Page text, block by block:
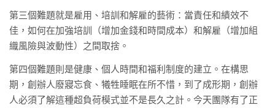
第三個難題就是雇用、培訓和解雇的藝術：當責任和績效不
佳，如何在加強培訓（增加金錢和時間成本）和解雇（增加組
織風險與波動性）之間取捨。
第四個難題則是健康、個人時間和福利制度的建立。在構思
期，創辦人廢寢忘食、犧牲睡眠在所不惜，到了成形期，創辦
人必須了解這種超負荷模式並不是長久之計。今天團隊有了正